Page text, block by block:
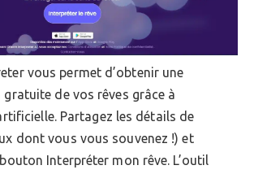
vous permet d’obtenir une
de vos rêves grâce à
Partagez les détails de
dont vous vous souvenez !) et
Interpréter mon rêve. L’outil